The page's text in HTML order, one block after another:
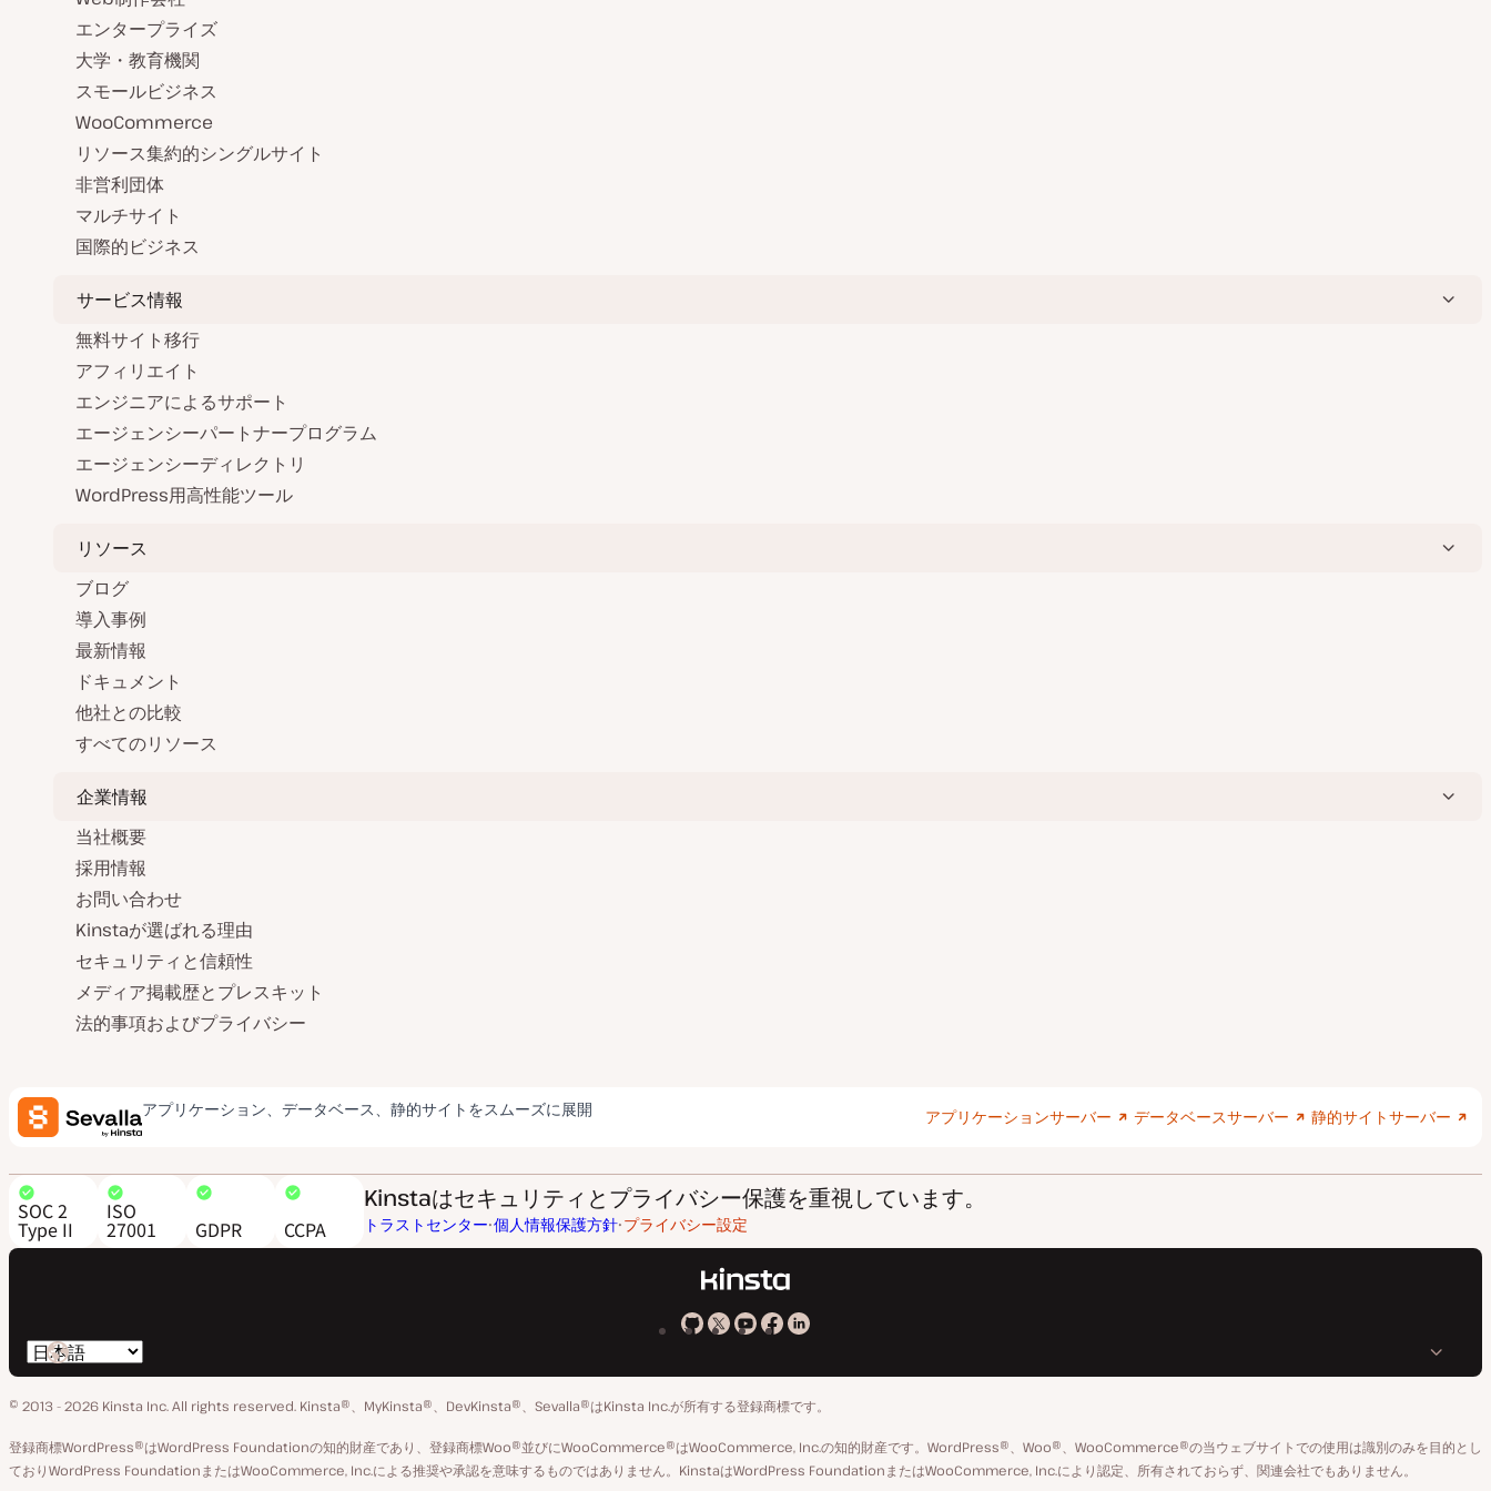
エンタープライズ
大学・教育機関
スモールビジネス
WooCommerce
リソース集約的シングルサイト
非営利団体
マルチサイト
国際的ビジネス
サービス情報
無料サイト移行
アフィリエイト
エンジニアによるサポート
エージェンシーパートナープログラム
エージェンシーディレクトリ
WordPress用高性能ツール
リソース
ブログ
導入事例
最新情報
ドキュメント
他社との比較
すべてのリソース
企業情報
当社概要
採用情報
お問い合わせ
Kinstaが選ばれる理由
セキュリティと信頼性
メディア掲載歴とプレスキット
法的事項およびプライバシー
アプリケーション、データベース、静的サイトをスムーズに展開 アプリケーションサーバー データベースサーバー 静的サイトサーバー
Kinstaはセキュリティとプライバシー保護を重視しています。
トラストセンター 個人情報保護方針 プライバシー設定
SOC 2
Type II
ISO
27001 GDPR CCPA
Kinsta
GitHub
Kinsta
X
カ
Kinsta
YouTube
Kinsta
Facebook
Kinsta
LinkedIn
ー
言
語
の
切
り
© 2013 - 2026 Kinsta Inc. All rights reserved. Kinsta®、MyKinsta®、DevKinsta®、Sevalla®はKinsta Inc.が所有する登録商標です。
登録商標WordPress®はWordPress Foundationの知的財産であり、登録商標Woo®並びにWooCommerce®はWooCommerce, Inc.の知的財産です。WordPress®、Woo®、WooCommerce®の当ウェブサイトでの使用は識別のみを目的とし
ておりWordPress FoundationまたはWooCommerce, Inc.による推奨や承認を意味するものではありません。KinstaはWordPress FoundationまたはWooCommerce, Inc.により認定、所有されておらず、関連会社でもありません。